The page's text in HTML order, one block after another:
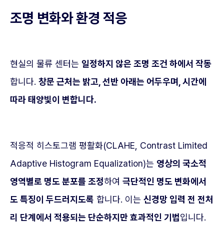
조명 변화와 환경 적응
현실의 물류 센터는 일정하지 않은 조명 조건 하에서 작동
합니다. 창문 근처는 밝고, 선반 아래는 어두우며, 시간에
따라 태양빛이 변합니다.
적응적 히스토그램 평활화(CLAHE, Contrast Limited
Adaptive Histogram Equalization)는 영상의 국소적
영역별로 명도 분포를 조정하여 극단적인 명도 변화에서
도 특징이 두드러지도록 합니다. 이는 신경망 입력 전 전처
리 단계에서 적용되는 단순하지만 효과적인 기법입니다.